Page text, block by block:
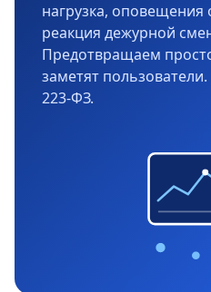
нагрузка, оповещения
реакция дежурной
Предотвращаем
заметят
223-ФЗ.